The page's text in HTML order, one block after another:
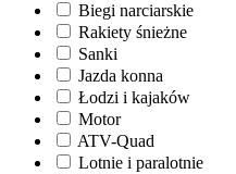
Biegi narciarskie
Rakiety śnieżne
Sanki
Jazda konna
Łodzi i kajaków
Motor
ATV-Quad
Lotnie i paralotnie